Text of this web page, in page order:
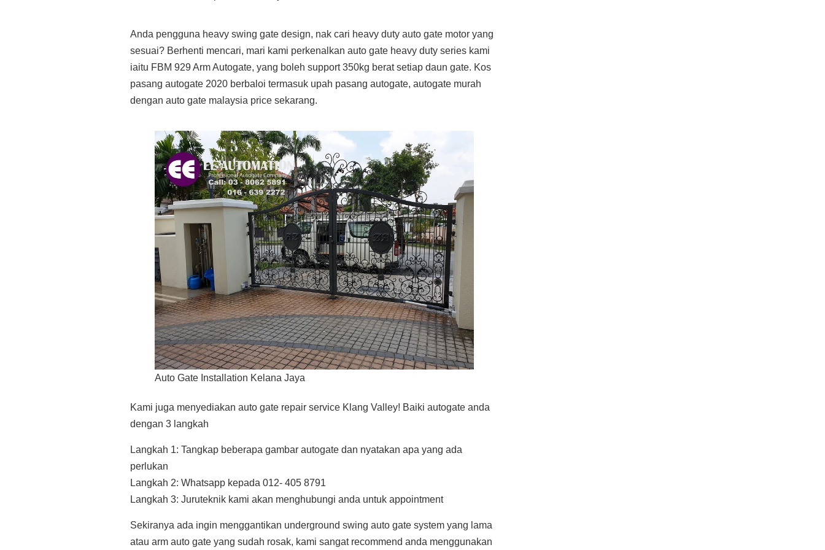
Anda pengguna heavy swing gate design, nak cari heavy duty auto gate motor yang
sesuai? Berhenti mencari, mari kami perkenalkan auto gate heavy duty series kami
iaitu FBM 929 Arm Autogate, yang boleh support 350kg berat setiap daun gate. Kos
pasang autogate 2020 berbaloi termasuk upah pasang autogate, autogate murah
dengan auto gate malaysia price sekarang.
Auto Gate Installation Kelana Jaya
Kami juga menyediakan auto gate repair service Klang Valley! Baiki autogate anda
dengan 3 langkah
Langkah 1: Tangkap beberapa gambar autogate dan nyatakan apa yang ada
perlukan
Langkah 2: Whatsapp kepada 012- 405 8791
Langkah 3: Juruteknik kami akan menghubungi anda untuk appointment
Sekiranya ada ingin menggantikan underground swing auto gate system yang lama
atau arm auto gate yang sudah rosak, kami sangat recommend anda menggunakan